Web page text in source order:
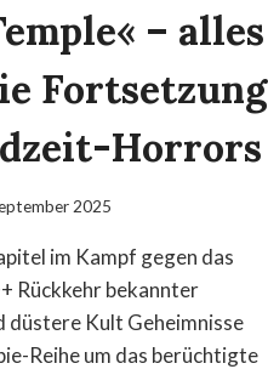
– alles
Fortsetzung
Horrors
2025
im Kampf gegen das
Rückkehr bekannter
düstere Kult Geheimnisse
Reihe um das berüchtigte